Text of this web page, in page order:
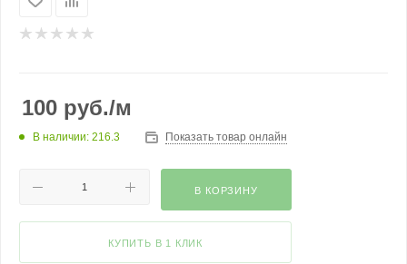
100 руб./м
В наличии: 216.3 Показать товар онлайн
В КОРЗИНУ
КУПИТЬ В 1 КЛИК